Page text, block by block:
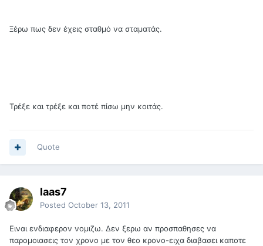
Ξέρω πως δεν έχεις σταθμό να σταματάς.
Τρέξε και τρέξε και ποτέ πίσω μην κοιτάς.
Quote
laas7
Posted October 13, 2011
Ειναι ενδιαφερον νομιζω. Δεν ξερω αν προσπαθησες να
παρομοιασεις τον χρονο με τον θεο κρονο-ειχα διαβασει καποτε